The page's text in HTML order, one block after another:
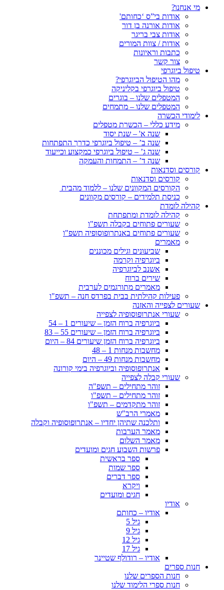
מי אנחנו?
אודות בי”ס ‘כחותם'
אודות אורנה בן דור
אודות צבי בריגר
אודות / צוות המורים
כתבות וראיונות
צור קשר
טיפול ביוגרפי
מהו הטיפול הביוגרפי?
טיפול ביוגרפי בקליניקה
המטפלים שלנו – בוגרים
המטפלים שלנו – מתמחים
לימודי הכשרה
מידע כללי – הכשרת מטפלים
שנה א' – שנת יסוד
שנה ב’ – טיפול ביוגרפי כדרך התפתחות
שנה ג’ – טיפול ביוגרפי כמקצוע וכייעוד
שנה ד’ – התמחות והעמקה
קורסים וסדנאות
קורסים וסדנאות
הקורסים המקוונים שלנו – ללמוד מהבית
כניסת תלמידים – קורסים מקוונים
קהילה לומדת
קהילה לומדת ומתפתחת
שעורים פתוחים בקבלה תשפ"ו
שעורים פתוחים באנתרופוסופיה תשפ"ו
מאמרים
שביעונים וגילים מכוננים
ביוגרפיה וקרמה
אשנב לביוגרפיה
שירים ברוח
מאמרים מתורגמים לערבית
פעילות קהילתית בבית בפרדס חנה – תשפ"ו
שעורים לצפייה והאזנה
שעורי אנתרופוסופיה לצפייה
ביוגרפיה ברוח הזמן – שיעורים 1 – 54
ביוגרפיה ברוח הזמן – שיעורים 55 – 83
ביוגרפיה ברוח הזמן שיעורים 84 – היום
מחשבות מנחות 1 – 48
מחשבות מנחות 49 – היום
אנתרופוסופיה וביוגרפיה בימי קורונה
שעורי קבלה לצפייה
זוהר מתחילים – תשפ"ה
זוהר מתחילים – תשפ"ו
זוהר מתקדמים – תשפ"ו
מאמרי הרב"ש
ותלכנה שתיהן יחדיו – אנתרופוסופיה וקבלה
מאמר הערבות
מאמר השלום
פרשות השבוע חגים ומועדים
ספר בראשית
ספר שמות
ספר דברים
ויקרא
חגים ומועדים
אודיו
אודיו – כחותם
גיל 5
גיל 9
גיל 12
גיל 17
אודיו – רודולף שטיינר
חנות ספרים
חנות הספרים שלנו
חנות ספרי הלימוד שלנו